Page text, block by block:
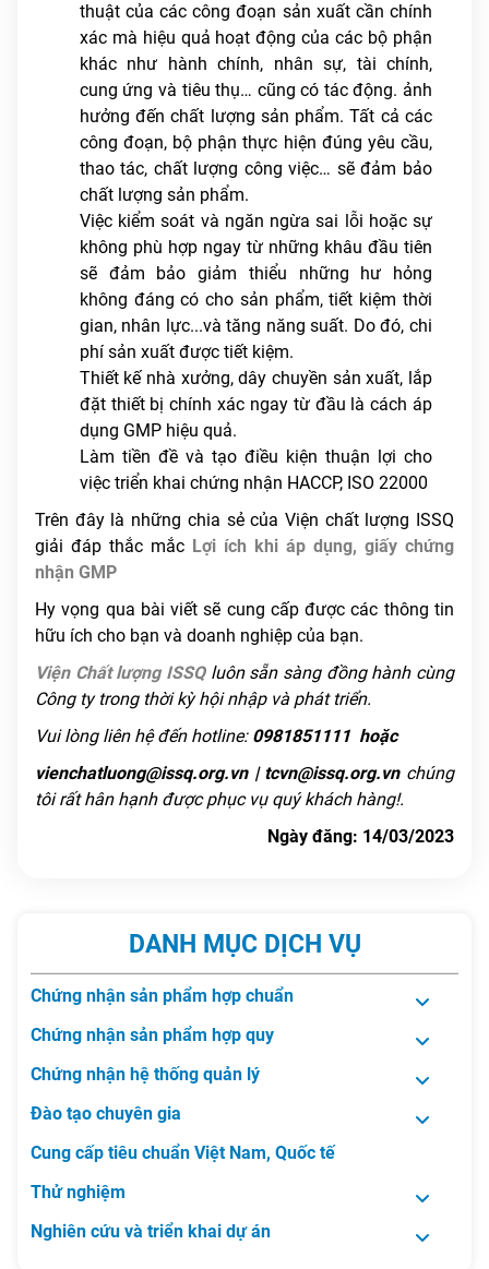
thuật của các công đoạn sản xuất cần chính
xác mà hiệu quả hoạt động của các bộ phận
khác như hành chính, nhân sự, tài chính,
cung ứng và tiêu thụ… cũng có tác động. ảnh
hưởng đến chất lượng sản phẩm. Tất cả các
công đoạn, bộ phận thực hiện đúng yêu cầu,
thao tác, chất lượng công việc… sẽ đảm bảo
chất lượng sản phẩm.
Việc kiểm soát và ngăn ngừa sai lỗi hoặc sự
không phù hợp ngay từ những khâu đầu tiên
sẽ đảm bảo giảm thiểu những hư hỏng
không đáng có cho sản phẩm, tiết kiệm thời
gian, nhân lực...và tăng năng suất. Do đó, chi
phí sản xuất được tiết kiệm.
Thiết kế nhà xưởng, dây chuyền sản xuất, lắp
đặt thiết bị chính xác ngay từ đầu là cách áp
dụng GMP hiệu quả.
Làm tiền đề và tạo điều kiện thuận lợi cho
việc triển khai chứng nhận HACCP, ISO 22000
Trên đây là những chia sẻ của Viện chất lượng ISSQ
giải đáp thắc mắc Lợi ích khi áp dụng, giấy chứng
nhận GMP
Hy vọng qua bài viết sẽ cung cấp được các thông tin
hữu ích cho bạn và doanh nghiệp của bạn.
Viện Chất lượng ISSQ luôn sẵn sàng đồng hành cùng
Công ty trong thời kỳ hội nhập và phát triển.
Vui lòng liên hệ đến hotline: 0981851111 hoặc
vienchatluong@issq.org.vn | tcvn@issq.org.vnchúng
tôi rất hân hạnh được phục vụ quý khách hàng!.
Ngày đăng: 14/03/2023
DANH MỤC DỊCH VỤ
Chứng nhận sản phẩm hợp chuẩn
Chứng nhận sản phẩm hợp quy
Chứng nhận hệ thống quản lý
Đào tạo chuyên gia
Cung cấp tiêu chuẩn Việt Nam, Quốc tế
Thử nghiệm
Nghiên cứu và triển khai dự án